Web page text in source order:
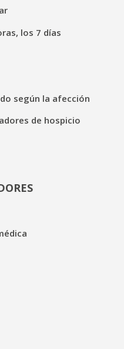
los 7 días
según la afección
de hospicio